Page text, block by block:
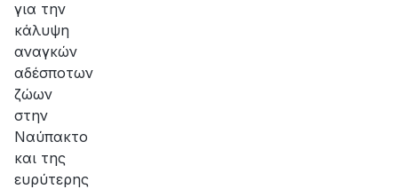
για την
κάλυψη
αναγκών
αδέσποτων
ζώων
στην
Ναύπακτο
και της
ευρύτερης